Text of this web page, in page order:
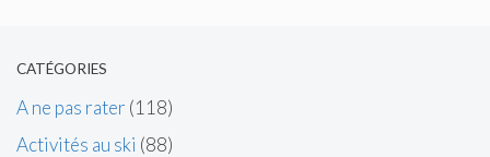
CATÉGORIES
A ne pas rater (118)
Activités au ski (88)